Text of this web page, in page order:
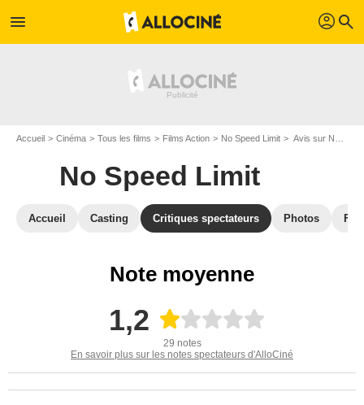
menu profil search
Accueil Cinéma Tous les films Films Action No Speed Limit Avis sur No Speed Limit
No Speed Limit
Accueil Casting Critiques spectateurs Photos
Note moyenne
1,2
29 notes
En savoir plus sur les notes spectateurs d'AlloCiné